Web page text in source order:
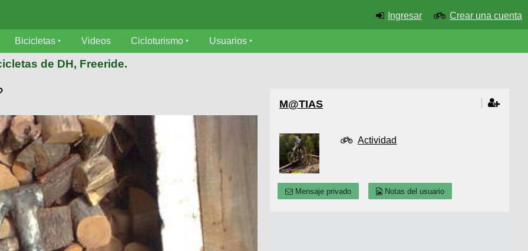
Ingresar Crear una cuenta
Bicicletas Videos Cicloturismo Usuarios
de DH, Freeride.
M@TIAS
Actividad
Mensaje privado Notas del usuario